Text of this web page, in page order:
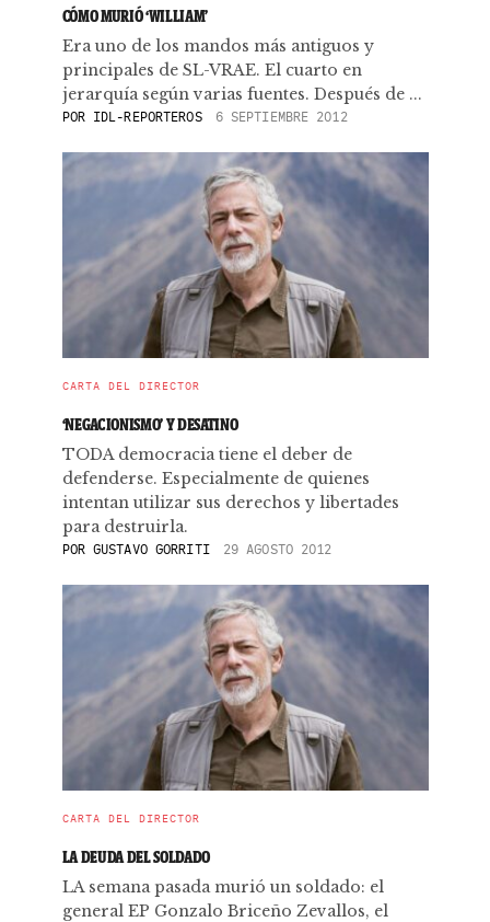
CÓMO MURIÓ ‘WILLIAM’
Era uno de los mandos más antiguos y
principales de SL-VRAE. El cuarto en
jerarquía según varias fuentes. Después de ...
POR IDL-REPORTEROS 6 SEPTIEMBRE 2012
CARTA DEL DIRECTOR
‘NEGACIONISMO’ Y DESATINO
TODA democracia tiene el deber de
defenderse. Especialmente de quienes
intentan utilizar sus derechos y libertades
para destruirla.
POR GUSTAVO GORRITI 29 AGOSTO 2012
CARTA DEL DIRECTOR
LA DEUDA DEL SOLDADO
LA semana pasada murió un soldado: el
general EP Gonzalo Briceño Zevallos, el